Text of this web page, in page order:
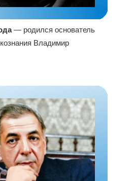
— родился основатель
Владимир